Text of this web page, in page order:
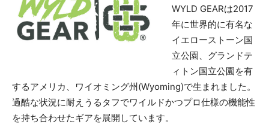
WYLD GEARは2017
年に世界的に有名な
イエローストーン国
立公園、グランドテ
ィトン国立公園を有
するアメリカ、ワイオミング州(Wyoming)で生まれました。
過酷な状況に耐えうるタフでワイルドかつプロ仕様の機能性
を持ち合わせたギアを展開しています。